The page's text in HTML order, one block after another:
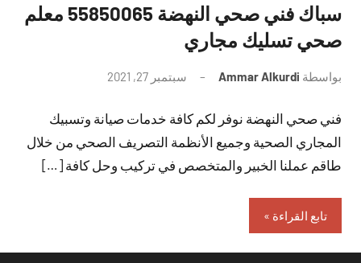
سباك فني صحي النهضة 55850065 معلم
صحي تسليك مجاري
بواسطة Ammar Alkurdi سبتمبر 27, 2021
تعليقات
فني صحي النهضة نوفر لكم كافة خدمات صيانة وتسبيك
المجاري الصحية وجميع الأنظمة التصريف الصحي من خلال
طاقم عملنا الخبير والمتخصص في تركيب وحل كافة […]
تابع القراءة